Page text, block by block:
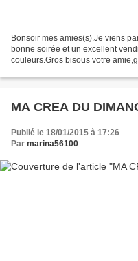
Bonsoir mes amies(s).Je viens
bonne soirée et un excellent
couleurs.Gros bisous votre
MA CREA DU
Publié le 18/01/2015 à 17:26
Par marina56100